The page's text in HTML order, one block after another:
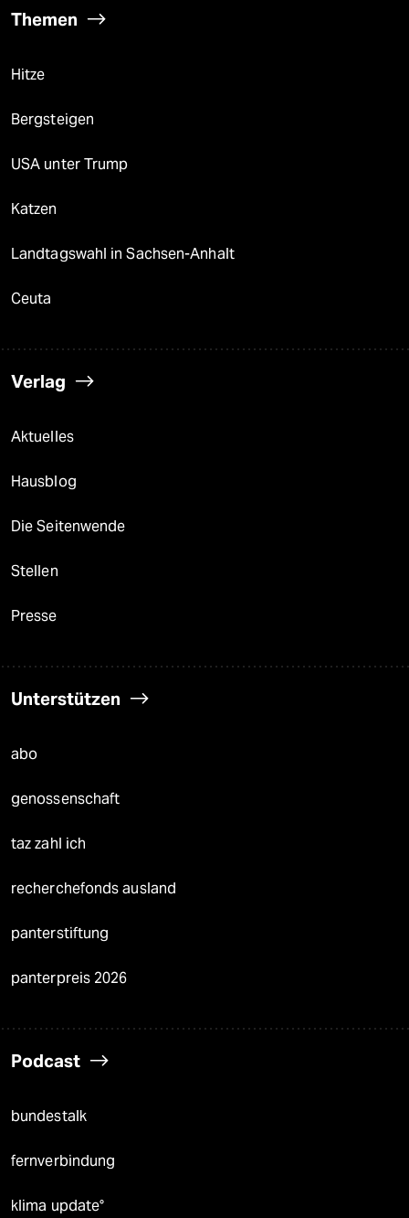
Themen
Hitze
Bergsteigen
USA unter Trump
Katzen
Landtagswahl in Sachsen-Anhalt
Ceuta
Verlag
Aktuelles
Hausblog
Die Seitenwende
Stellen
Presse
Unterstützen
abo
genossenschaft
taz zahl ich
recherchefonds ausland
panterstiftung
panterpreis 2026
Podcast
bundestalk
fernverbindung
klima update°